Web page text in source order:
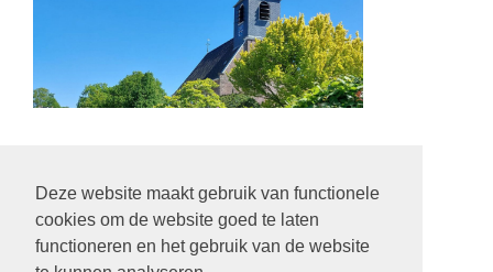
Deze website maakt gebruik van functionele
cookies om de website goed te laten
functioneren en het gebruik van de website
Volg ons op: